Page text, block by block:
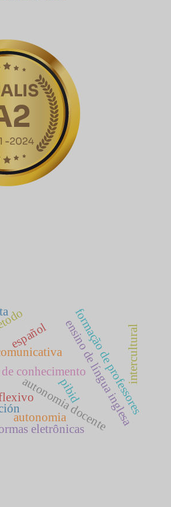
de conhecimentoensino de língua inglesa
autonomia docente
español
pibidformação de professores
autonomia
eletrônicas
intercultural